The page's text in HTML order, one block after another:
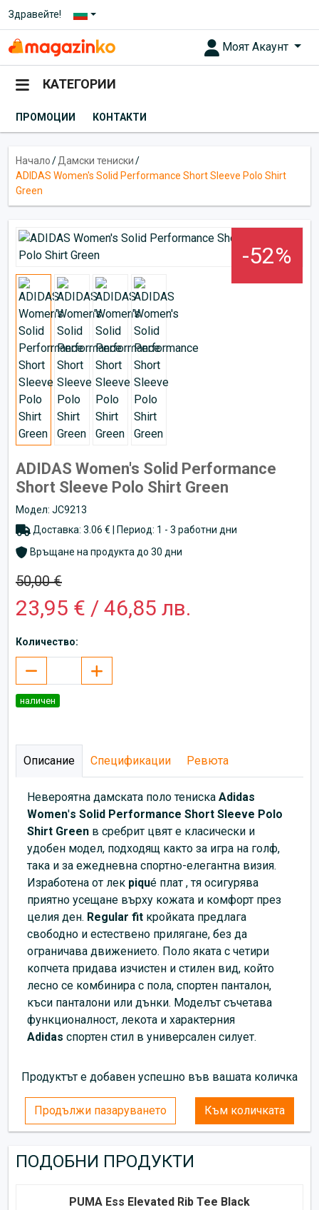
Здравейте!
Моят Акаунт
КАТЕГОРИИ
ПРОМОЦИИ КОНТАКТИ
Начало/Дамски тениски/
ADIDAS Women's Solid Performance Short Sleeve Polo Shirt
Green
-52%
ADIDAS Women's Solid Performance
Short Sleeve Polo Shirt Green
Модел: JC9213
Доставка: 3.06 € | Период: 1 - 3 работни дни
Връщане на продукта до 30 дни
50,00 €
23,95 € / 46,85 лв.
Количество:
наличен
Описание Спецификации Ревюта
Невероятна дамската поло тениска Adidas
Women's Solid Performance Short Sleeve Polo
Shirt Green в сребрит цвят е класически и
удобен модел, подходящ както за игра на голф,
така и за ежедневна спортно-елегантна визия.
Изработена от лек piqué плат , тя осигурява
приятно усещане върху кожата и комфорт през
целия ден. Regular fit кройката предлага
свободно и естествено прилягане, без да
ограничава движението. Поло яката с четири
копчета придава изчистен и стилен вид, който
лесно се комбинира с пола, спортен панталон,
къси панталони или дънки. Моделът съчетава
функционалност, лекота и характерния
Adidas спортен стил в универсален силует.
Продуктът е добавен успешно във вашата количка
Продължи пазаруването Към количката
ПОДОБНИ ПРОДУКТИ
PUMA Ess Elevated Rib Tee Black